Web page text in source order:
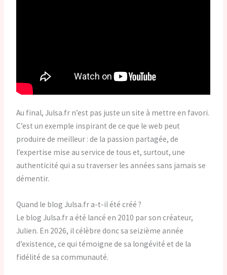
Au final, Julsa.fr n’est pas juste un site à mettre en favori.
C’est un exemple inspirant de ce que le web peut
produire de meilleur : de la passion partagée, de
l’expertise mise au service de tous et, surtout, une
authenticité qui a su traverser les années sans jamais se
démentir.
Quand le blog Julsa.fr a-t-il été créé ?
Le blog Julsa.fr a été lancé en 2010 par son créateur,
Julien. En 2026, il célèbre donc sa seizième année
d’existence, ce qui témoigne de sa longévité et de la
fidélité de sa communauté.